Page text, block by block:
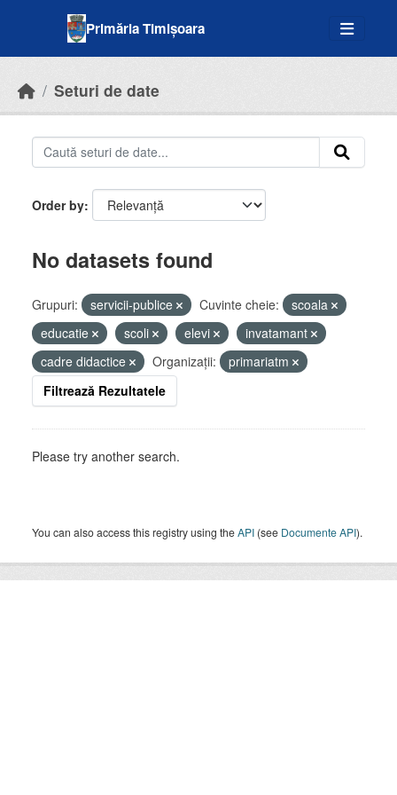
Primăria Timișoara
Seturi de date
Order by
No datasets found
Grupuri: servicii-publice Cuvinte cheie:
scoala
educatie
scoli elevi
invatamant
cadre didactice
Organizații:
primariatm
Filtrează Rezultatele
Please try another search.
You can also access this registry using theAPI (see Documente API).